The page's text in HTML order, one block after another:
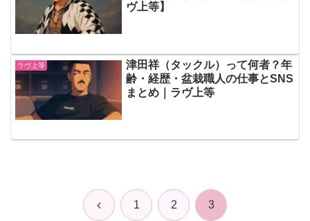
ヴ上等】
ラヴ上等
津田祥（タックル）って何者？年
齢・経歴・盆栽職人の仕事とSNS
まとめ｜ラヴ上等
前 1 2 3